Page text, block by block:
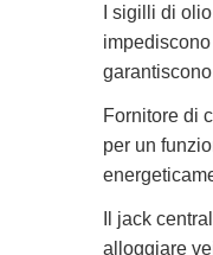
I sigilli di
Fornitore di
per un
Il jack
alloggiare